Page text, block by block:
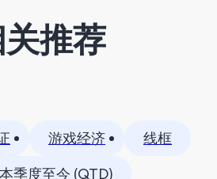
推荐
游戏经济
线框
本季度至今 (QTD)